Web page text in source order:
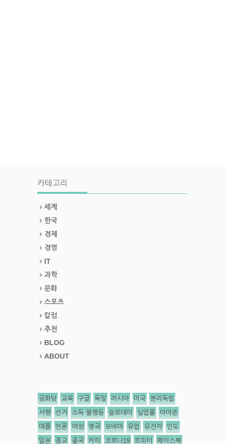
카테고리
세계
한국
경제
경영
IT
과학
문화
스포츠
칼럼
추천
BLOG
ABOUT
공화당 교육 구글 독일 러시아 미국 분리독립
서평 선거 소득 불평등 슬로데이 실업률 아마존
애플 언론 여성 영국 오바마 유럽 유전자 인도
일본 종교 중국 커피 코로나19 트위터 페이스북